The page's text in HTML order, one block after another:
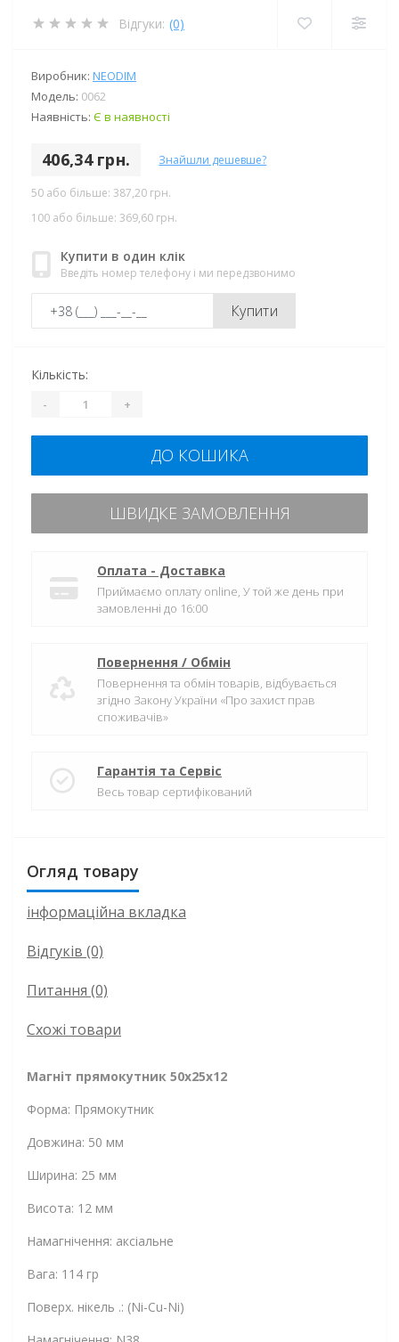
Відгуки: (0)
Виробник: NEODIM
Модель: 0062
Наявність: Є в наявності
406,34 грн. Знайшли дешевше?
50 або більше: 387,20 грн.
100 або більше: 369,60 грн.
Купити в один клік
Введіть номер телефону і ми передзвонимо
Купити
Кількість:
- +
ДО КОШИКА
ШВИДКЕ ЗАМОВЛЕННЯ
Оплата - Доставка
Приймаємо оплату online, У той же день при
замовленні до 16:00
Повернення / Обмін
Повернення та обмін товарів, відбувається
згідно Закону України «Про захист прав
споживачів»
Гарантія та Сервіс
Весь товар сертифікований
Огляд товару
інформаційна вкладка
Відгуків (0)
Питання (0)
Схожі товари
Магніт прямокутник 50x25x12
Форма: Прямокутник
Довжина: 50 мм
Ширина: 25 мм
Висота: 12 мм
Намагнічення: аксіальне
Вага: 114 гр
Поверх. нікель .: (Ni-Cu-Ni)